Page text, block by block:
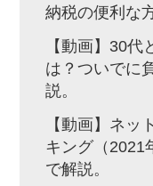
納税の便利な
【動画】30
は？ついでに
説。
【動画】ネッ
キング（2021
で解説。